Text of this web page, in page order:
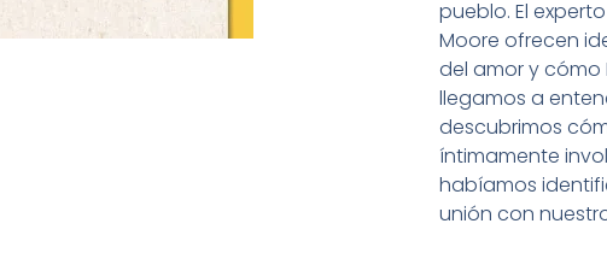
pueblo. El
Moore ofrecen
del amor y
llegamos a
descubrimos
íntimamente
habíamos
unión con